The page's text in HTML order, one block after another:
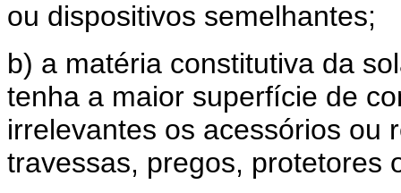
ou dispositivos semelhantes;
b) a matéria constitutiva da
tenha a maior superfície de
irrelevantes os acessórios ou
travessas, pregos, protetores